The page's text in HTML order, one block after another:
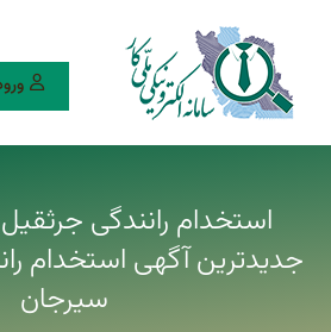
استخدام رانندگی
جدیدترین آگهی استخدام
سیرجان